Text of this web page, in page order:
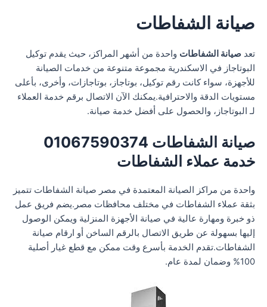
صيانة الشفاطات
تعد صيانة الشفاطات واحدة من أشهر المراكز، حيث يقدم توكيل
البوتاجاز في الاسكندرية مجموعة متنوعة من خدمات الصيانة
للأجهزة، سواء كانت رقم توكيل، بوتاجاز، بوتاجازات، وأخرى، بأعلى
مستويات الدقة والاحترافية.يمكنك الآن الاتصال برقم خدمة العملاء
لـ البوتاجاز، والحصول على أفضل خدمة صيانة.
صيانة الشفاطات 01067590374
خدمة عملاء الشفاطات
واحدة من مراكز الصيانة المعتمدة في مصر صيانة الشفاطات تتميز
بثقة عملاء الشفاطات في مختلف محافظات مصر.يضم فريق عمل
ذو خبرة ومهارة عالية في صيانة الأجهزة المنزلية ويمكن الوصول
إليها بسهولة عن طريق الاتصال بالرقم الساخن أو ارقام صيانة
الشفاطات.تقدم الخدمة بأسرع وقت ممكن مع قطع غيار أصلية
100% وضمان لمدة عام.